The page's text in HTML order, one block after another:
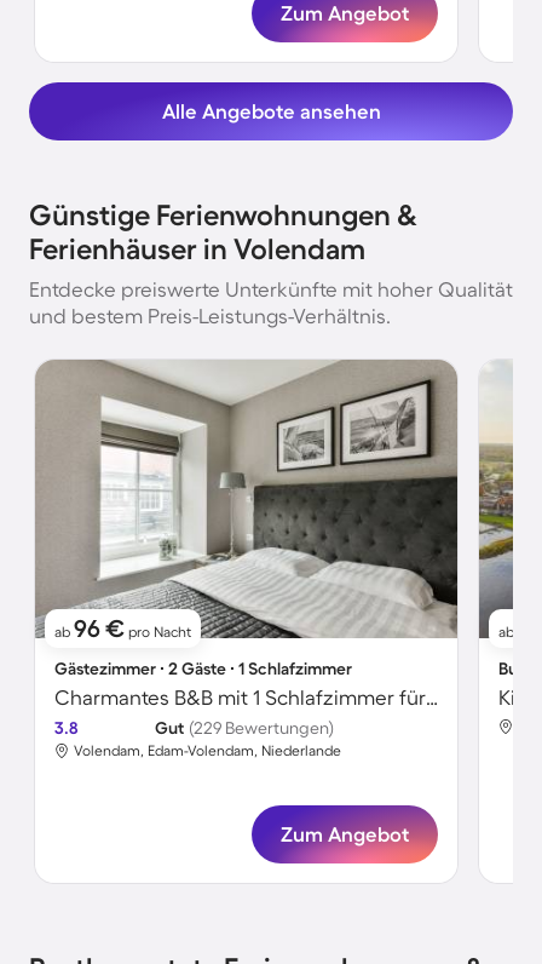
Zum Angebot
Alle Angebote ansehen
Günstige Ferienwohnungen &
Ferienhäuser in Volendam
Entdecke preiswerte Unterkünfte mit hoher Qualität
und bestem Preis-Leistungs-Verhältnis.
ab 96 € pro Nacht
Gästezimmer ∙ 2 Gäste ∙ 1 Schlafzimmer
Charmantes B&B mit 1 Schlafzimmer für 2 Personen
3.8 Gut (229 Bewertungen)
Volendam, Edam-Volendam, Niederlande
Zum Angebot
ab